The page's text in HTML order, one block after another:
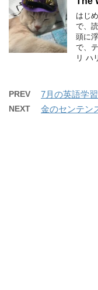
はじ
で、
頭に
で、
リ ハ
PREV 7月の英語学
NEXT 金のセンテン